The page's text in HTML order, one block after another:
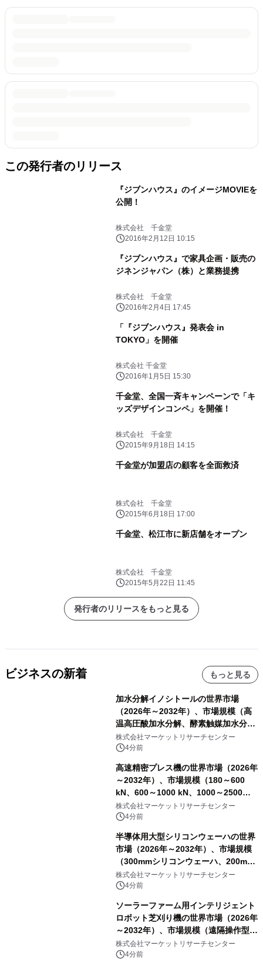
この発行者のリリース
『ジブンハウス』のイメージMOVIEを
公開！
株式会社 千金堂
2016年2月12日 10:15
『ジブンハウス』で家具企画・販売の
ジネンジャパン（株）と業務提携
株式会社 千金堂
2016年2月4日 17:45
「『ジブンハウス』発表会 in
TOKYO」を開催
株式会社 千金堂
2016年1月5日 15:30
千金堂、全国一斉キャンペーンで「キ
ッズデザインコンペ」を開催！
株式会社 千金堂
2015年9月18日 14:15
千金堂が加盟店の顧客を全面救済
株式会社 千金堂
2015年6月18日 17:00
千金堂、松江市に新店舗をオープン
株式会社 千金堂
2015年5月22日 11:45
発行者のリリースをもっと見る
ビジネスの新着 もっと見る
加水分解イノシトールの世界市場
（2026年～2032年）、市場規模（高
温高圧酸加水分解、酵素触媒加水分
解）・分析レポートを発表
株式会社マーケットリサーチセンター
4分前
高速精密プレス機の世界市場（2026年
～2032年）、市場規模（180～600
kN、600～1000 kN、1000～2500
kN、その他）・分析レポートを発表
株式会社マーケットリサーチセンター
4分前
半導体用大型シリコンウェーハの世界
市場（2026年～2032年）、市場規模
（300mmシリコンウェーハ、200mm
シリコンウェーハ）・分析レポートを
発表
株式会社マーケットリサーチセンター
4分前
ソーラーファーム用インテリジェント
ロボット芝刈り機の世界市場（2026年
～2032年）、市場規模（遠隔操作型ソ
ーラーファーム用芝刈り機、半自律型
ソーラーファーム用芝刈り機、完全自
株式会社マーケットリサーチセンター
4分前